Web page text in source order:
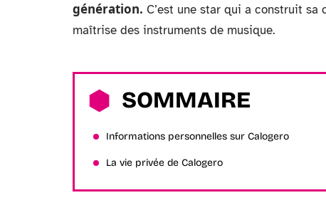
génération. C’est une star qui a construit
maîtrise des instruments de musique.
SOMMAIRE
Informations personnelles sur Calogero
La vie privée de Calogero